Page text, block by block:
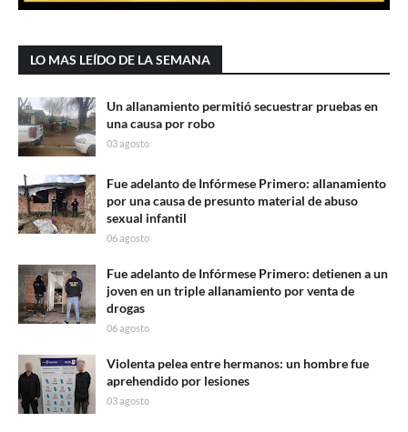
LO MAS LEÍDO DE LA SEMANA
Un allanamiento permitió secuestrar pruebas en
una causa por robo
03 agosto
Fue adelanto de Infórmese Primero: allanamiento
por una causa de presunto material de abuso
sexual infantil
06 agosto
Fue adelanto de Infórmese Primero: detienen a un
joven en un triple allanamiento por venta de
drogas
06 agosto
Violenta pelea entre hermanos: un hombre fue
aprehendido por lesiones
03 agosto